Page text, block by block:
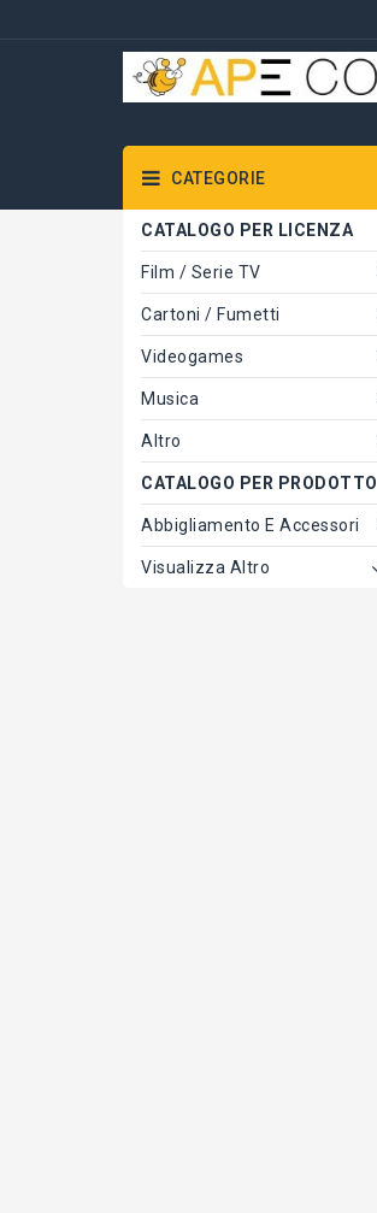
CATEGORIE
CATALOGO PER LICENZA
Film / Serie TV
Cartoni / Fumetti
Videogames
Musica
Altro
CATALOGO PER PRODOTTO
Abbigliamento E Accessori
Visualizza Altro